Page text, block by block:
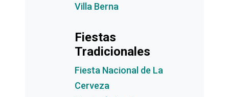
Villa Berna
Fiestas
Tradicionales
Fiesta Nacional de La
Cerveza